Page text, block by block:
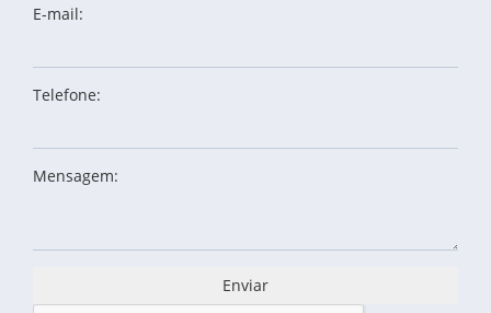
E-mail:
Telefone:
Mensagem:
Enviar